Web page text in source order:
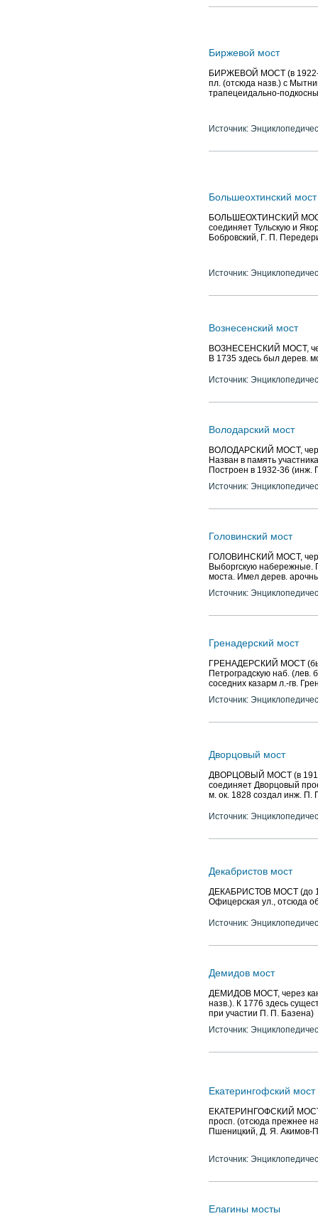
Биржевой мост
БИРЖЕВОЙ МОСТ (в 1922-
пл. (отсюда назв.) с
трапецеидально-
Источник:
Большеохтинский мост
БОЛЬШЕОХТИНСКИЙ МОСТ
соединяет Тульскую и
Бобровский, Г. П.
Источник:
Вознесенский мост
ВОЗНЕСЕНСКИЙ МОСТ,
В 1735 здесь был дерев.
Источник:
Володарский мост
ВОЛОДАРСКИЙ МОСТ,
Назван в память
Построен в 1932-36 (инж.
Источник:
Головинский мост
ГОЛОВИНСКИЙ МОСТ,
Выборгскую набережные.
моста. Имел дерев.
Источник:
Гренадерский мост
ГРЕНАДЕРСКИЙ МОСТ
Петроградскую наб. (лев.
соседних казарм л.-гв.
Источник:
Дворцовый мост
ДВОРЦОВЫЙ МОСТ (в 1918-
соединяет Дворцовый
м. ок. 1828 создал инж. П.
Источник:
Декабристов мост
ДЕКАБРИСТОВ МОСТ (до
Офицерская ул., отсюда
Источник:
Демидов мост
ДЕМИДОВ МОСТ, через
назв.). К 1776 здесь
при участии П. П. Базена)
Источник:
Екатерингофский мост
ЕКАТЕРИНГОФСКИЙ МОСТ
просп. (отсюда прежнее
Пшеницкий, Д. Я. Акимов-
Источник:
Елагины мосты